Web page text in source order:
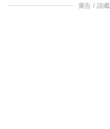
廣告 / 請